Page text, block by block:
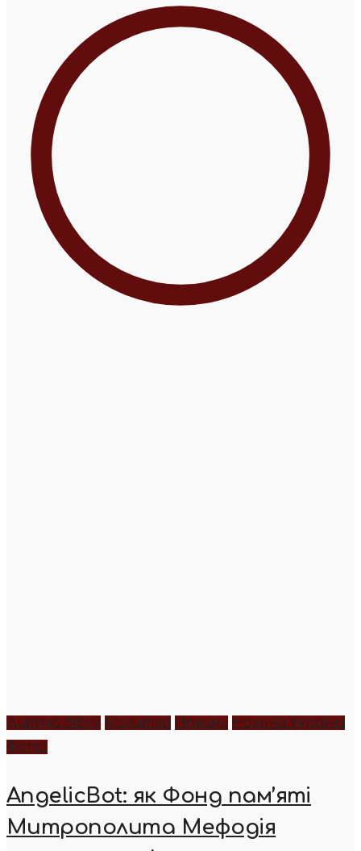
Дитяча біблія Молитва Новини Новини України
Фото
AngelicBot: як Фонд пам’яті
Митрополита Мефодія